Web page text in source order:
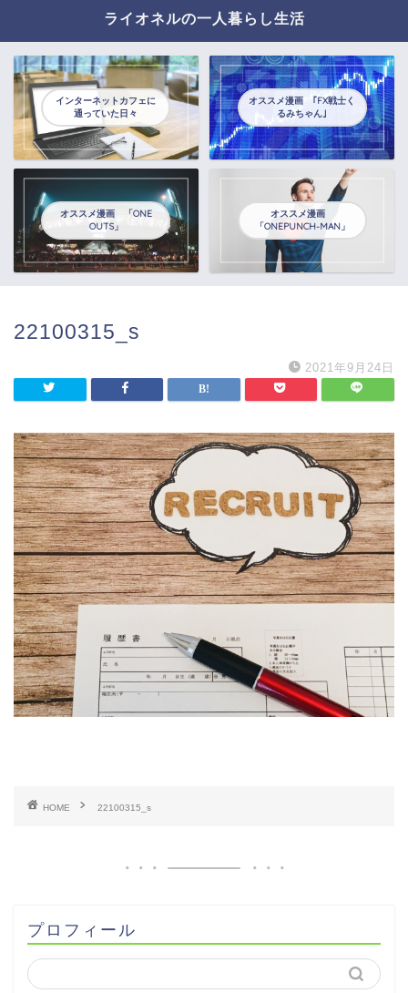
ライオネルの一人暮らし生活
インターネットカフェに
通っていた日々
オススメ漫画 ｢FX戦士く
るみちゃん｣
オススメ漫画 「ONE
OUTS」
オススメ漫画
「ONEPUNCH-MAN」
22100315_s
2021年9月24日
HOME 22100315_s
プロフィール